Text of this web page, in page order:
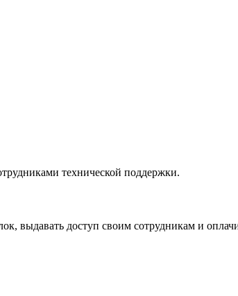
технической поддержки.
выдавать доступ своим сотрудникам и